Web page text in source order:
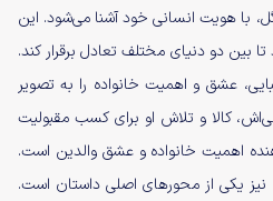
با هویت انسانی خود آشنا می‌شود. این
دو دنیای مختلف تعادل برقرار کند.
عشق و اهمیت خانواده را به تصویر
کالا و تلاش او برای کسب مقبولیت
اهمیت خانواده و عشق والدین است.
یکی از محور‌های اصلی داستان است.